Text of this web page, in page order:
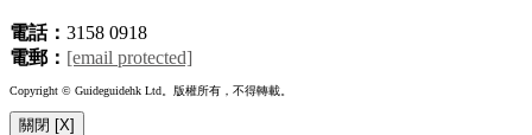
電話： 3158 0918
電郵： [email protected]
Copyright © Guideguidehk Ltd。版權所有，不得轉載。
關閉 [X]